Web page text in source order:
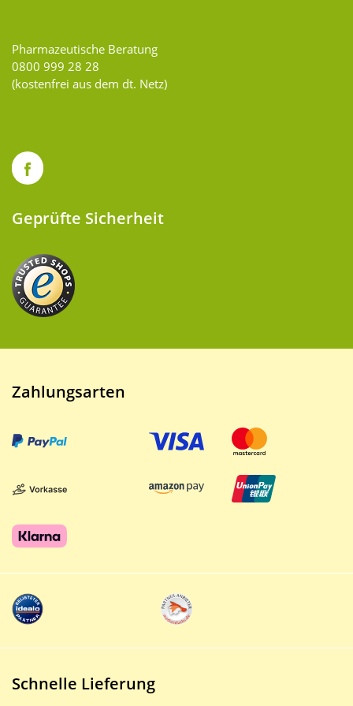
Pharmazeutische Beratung
0800 999 28 28
(kostenfrei aus dem dt. Netz)
Geprüfte Sicherheit
Zahlungsarten
Schnelle Lieferung